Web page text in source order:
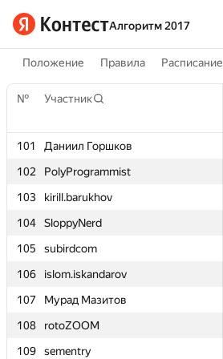
Алгоритм 2017
Положение Правила Расписание
№ Участник
101 Даниил Горшков
102
PolyProgrammist
103
kirill.barukhov
104
SloppyNerd
105
subirdcom
106
islom.iskandarov
107
Мурад Мазитов
108
rotoZOOM
109
sementry
№ Участник
101 Даниил Горшков
102
PolyProgrammist
103
kirill.barukhov
104
SloppyNerd
105
subirdcom
106
islom.iskandarov
107
Мурад Мазитов
108
rotoZOOM
109
sementry